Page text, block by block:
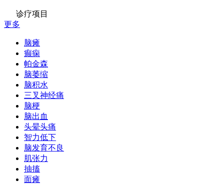
诊疗项目
更多
脑瘫
癫痫
帕金森
脑萎缩
脑积水
三叉神经痛
脑梗
脑出血
头晕头痛
智力低下
脑发育不良
肌张力
抽搐
面瘫